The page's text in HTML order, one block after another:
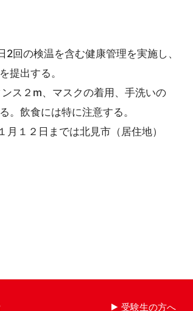
回の検温を含む健康管理を実施し、
出する。
ス２m、マスクの着用、手洗いの
飲食には特に注意する。
１２日までは北見市（居住地）
受験生の方へ